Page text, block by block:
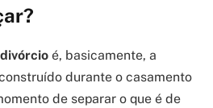
é, basicamente, a
durante o casamento
de separar o que é de